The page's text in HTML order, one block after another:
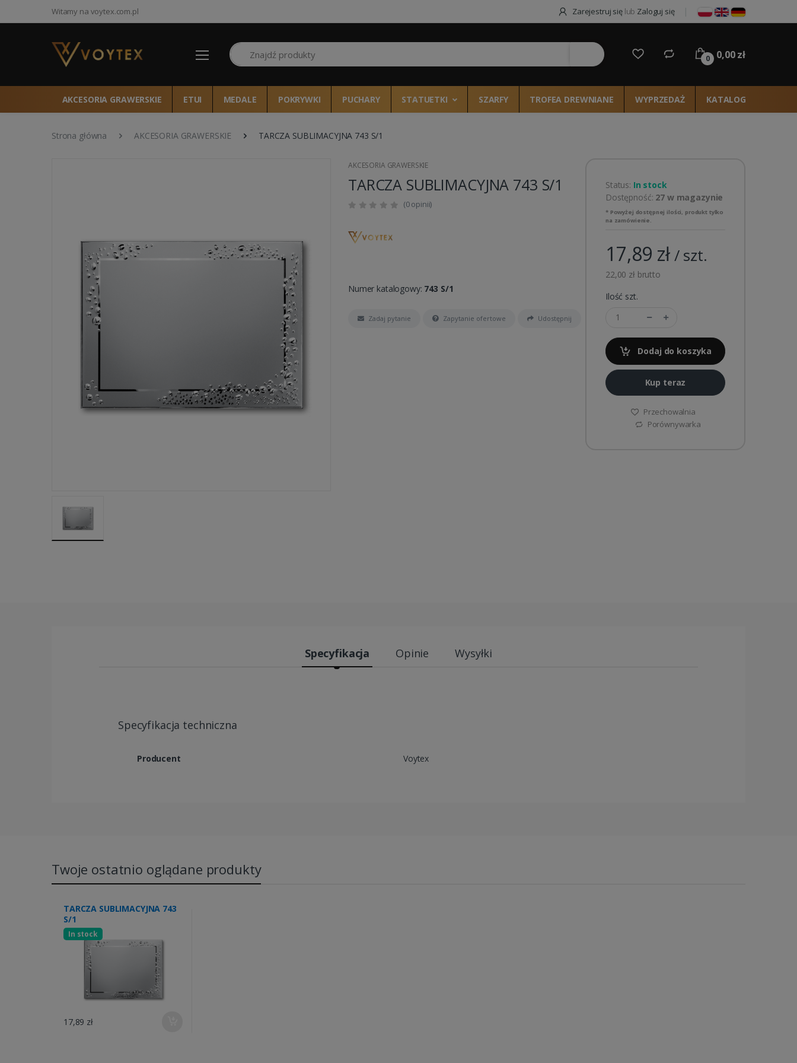
Witamy na voytex.com.pl Zarejestruj się lub Zaloguj się
Szukaj
0 0,00 zł
AKCESORIA GRAWERSKIE ETUI MEDALE POKRYWKI PUCHARY STATUETKI SZARFY TROFEA DREWNIANE WYPRZEDAŻ KATALOG 2026
Strona główna AKCESORIA GRAWERSKIE TARCZA SUBLIMACYJNA 743 S/1
AKCESORIA GRAWERSKIE
TARCZA SUBLIMACYJNA 743 S/1
(0 opinii)
Numer katalogowy: 743 S/1
Zadaj pytanie Zapytanie ofertowe Udostępnij
Status: In stock
Dostępność: 27 w magazynie
* Powyżej dostępnej ilości, produkt tylko
na zamówienie.
17,89 zł/ szt.
22,00 zł brutto
Ilość szt.
Dodaj do koszyka
Kup teraz
Przechowalnia
Porównywarka
Specyfikacja Opinie Wysyłki
Specyfikacja techniczna
Producent Voytex
Twoje ostatnio oglądane produkty
TARCZA SUBLIMACYJNA 743
S/1
In stock
17,89 zł